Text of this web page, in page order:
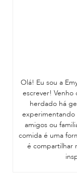
Olá! Eu sou a
escrever! Venho
herdado há
experimentando
amigos ou
comida é uma
é compartilhar